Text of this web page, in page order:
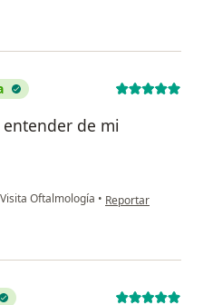
de mi
Visita Oftalmología • en opinión del
Reportar